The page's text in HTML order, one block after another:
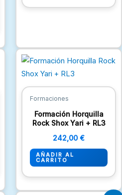
Formaciones
Formación Horquilla
Rock Shox Yari + RL3
242,00 €
AÑADIR AL
CARRITO